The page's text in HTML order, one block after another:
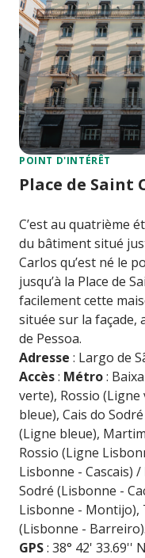
POINT D'INTÉRÊT
Place de Saint
C’est au quatrième
du bâtiment situé
Carlos qu’est né le
jusqu’à la Place de
facilement cette
située sur la façade,
de Pessoa.
Adresse : Largo de
Accès: Métro:
verte), Rossio
bleue), Cais do
(Ligne bleue),
Rossio (Ligne
Lisbonne - Cascais) /
Sodré (Lisbonne -
Lisbonne - Montijo),
(Lisbonne - Barreiro).
GPS: 38° 42' 33.69''